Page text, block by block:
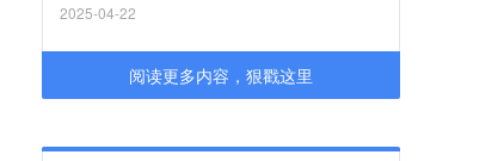
2025-04-22
阅读更多内容，狠戳这里